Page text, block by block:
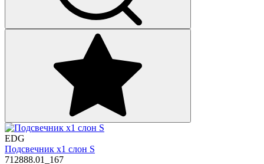
EDG
Подсвечник х1 слон S
712888.01_167